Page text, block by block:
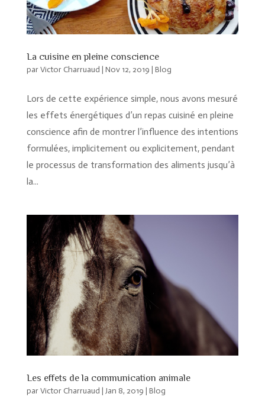
La cuisine en pleine conscience
parVictor Charruaud | Nov 12, 2019 | Blog
Lors de cette expérience simple, nous avons mesuré
les effets énergétiques d’un repas cuisiné en pleine
conscience afin de montrer l’influence des intentions
formulées, implicitement ou explicitement, pendant
le processus de transformation des aliments jusqu’à
la...
Les effets de la communication animale
parVictor Charruaud Jan 8, 2019 Blog